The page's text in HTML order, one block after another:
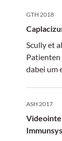
GTH 2018
Scully et
dabei um
ASH 2017